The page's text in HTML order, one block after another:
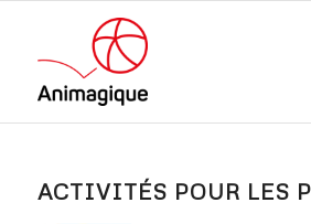
ACTIVITÉS POUR LES